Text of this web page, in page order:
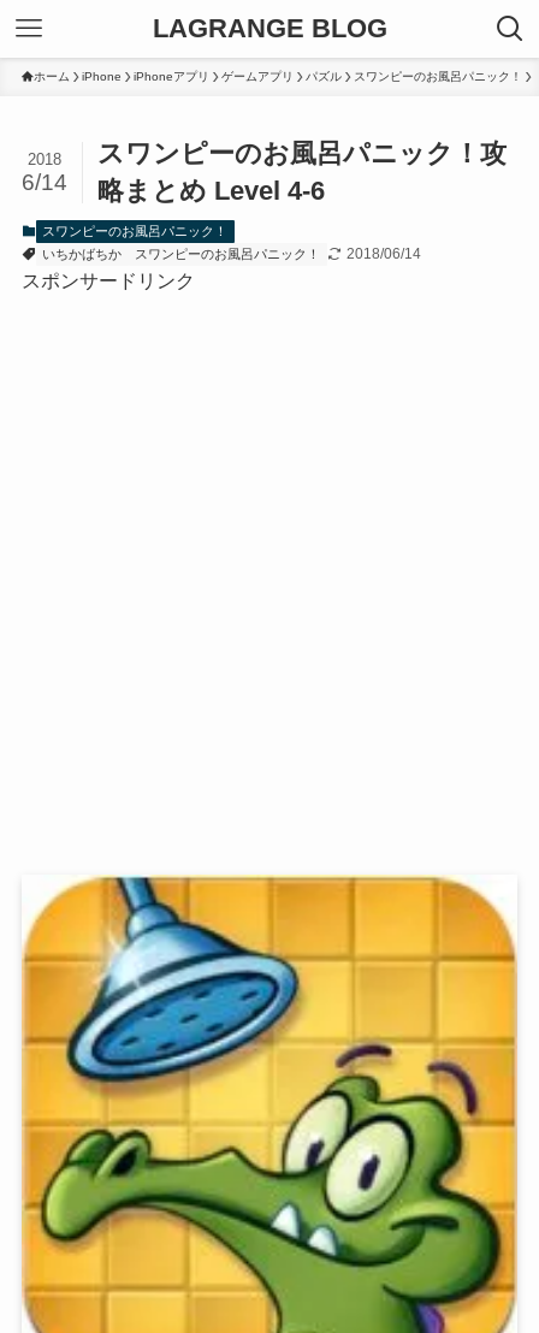
LAGRANGE BLOG
ホーム iPhone iPhoneアプリ ゲームアプリ パズル スワンピーのお風呂パニック！
スワンピーのお風呂パニック！攻
略まとめ Level 4-6
2018
6/14
スワンピーのお風呂パニック！
いちかばちか
スワンピーのお風呂パニック！ 2018/06/14
スポンサードリンク